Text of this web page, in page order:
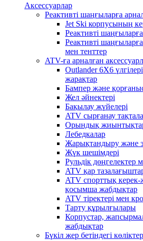
Аксессуарлар
Реактивті шаңғыларға
Jet Ski корпусының
Реактивті
Реактивті
мен тенттер
ATV-ға арналған
Outlander 6X6
жарақтар
Бампер және
Жел әйнектері
Бақылау жүйелері
ATV сырғанау
Орындық
Лебедкалар
Жарықтандыру және
Жүк шешімдері
Рульдік дөңгелектер
ATV қар
ATV спорттық
қосымша жабдықтар
ATV тіректері мен
Тарту құрылғылары
Корпустар,
жабдықтар
Бүкіл жер бетіндегі